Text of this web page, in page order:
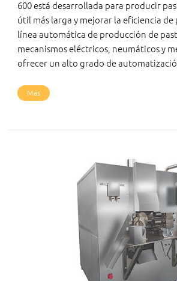
600 está desarrollada para producir
útil más larga y mejorar la eficiencia de
línea automática de producción de
mecanismos eléctricos, neumáticos y
ofrecer un alto grado de
Más